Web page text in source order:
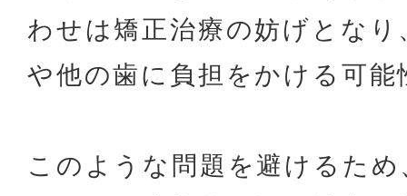
わせは矯正治療の妨げとな
や他の歯に負担をかける可
このような問題を避けるた